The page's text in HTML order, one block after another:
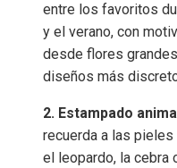
entre los favoritos
y el verano, con
desde flores
diseños más
2. Estampado
recuerda a las
el leopardo, la cebra